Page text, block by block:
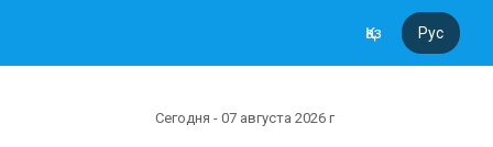
Қаз Рус
Сегодня - 07 августа 2026 г